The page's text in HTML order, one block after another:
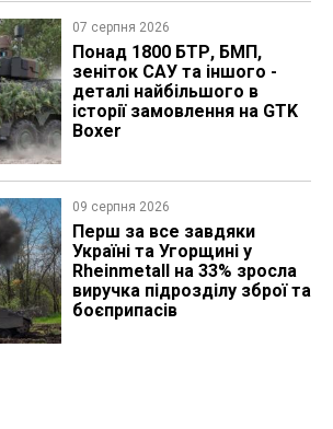
07 серпня 2026
Понад 1800 БТР, БМП,
зеніток САУ та іншого -
деталі найбільшого в
історії замовлення на GTK
Boxer
09 серпня 2026
Перш за все завдяки
Україні та Угорщині у
Rheinmetall на 33% зросла
виручка підрозділу зброї та
боєприпасів